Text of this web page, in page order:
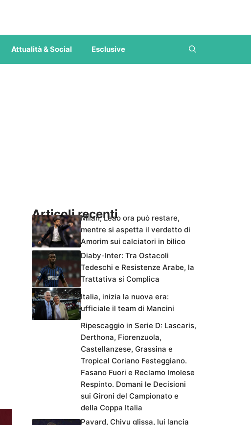
Attualità & Social Esclusive
Articoli recentiMilan, Leao ora può restare,
mentre si aspetta il verdetto di
Amorim sui calciatori in bilico
Diaby-Inter: Tra Ostacoli
Tedeschi e Resistenze Arabe, la
Trattativa si Complica
Italia, inizia la nuova era:
ufficiale il team di Mancini
Ripescaggio in Serie D: Lascaris,
Derthona, Fiorenzuola,
Castellanzese, Grassina e
Tropical Coriano Festeggiano.
Fasano Fuori e Reclamo Imolese
Respinto. Domani le Decisioni
sui Gironi del Campionato e
della Coppa Italia
Pavard, Chivu glissa, lui lancia